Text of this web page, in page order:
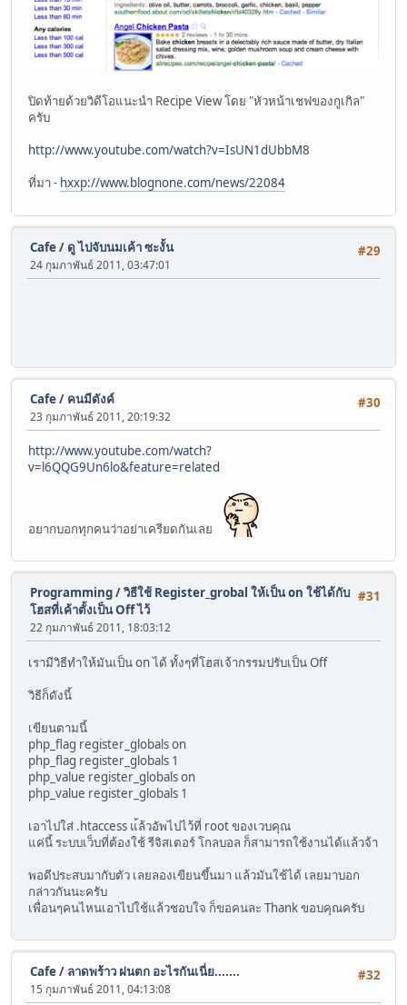
ปิดท้ายด้วยวิดีโอแนะนำ Recipe View โดย "หัวหน้าเชฟของกูเกิล"
ครับ
http://www.youtube.com/watch?v=IsUN1dUbbM8
ที่มา - hxxp://www.blognone.com/news/22084
#29
Cafe/ ดู ไปจับนมเค้า ซะงั้น
24 กุมภาพันธ์ 2011, 03:47:01
#30
Cafe/ คนมีตังค์
23 กุมภาพันธ์ 2011, 20:19:32
http://www.youtube.com/watch?
v=l6QQG9Un6lo&feature=related
อยากบอกทุกคนว่าอย่าเครียดกันเลย
#31
Programming/วิธีใช้ Register_grobal ให้เป็น on ใช้ได้กับ
โฮสที่เค้าตั้งเป็น Off ไว้
22 กุมภาพันธ์ 2011, 18:03:12
เรามีวิธีทำให้มันเป็น on ได้ ทั้งๆที่โฮสเจ้ากรรมปรับเป็น Off
วิธีก็ดังนี้
เขียนตามนี้
php_flag register_globals on
php_flag register_globals 1
php_value register_globals on
php_value register_globals 1
เอาไปใส่ .htaccess แ้ล้วอัพไปไว้ที่ root ของเวบคุณ
แค่นี้ ระบบเว็บที่ต้องใช้ รีจิสเตอร์ โกลบอล ก็สามารถใช้งานได้แล้วจ้า
พอดีประสบมากับตัว เลยลองเขียนขึ้นมา แล้วมันใช้ได้ เลยมาบอก
กล่าวกันนะครับ
เพื่อนๆคนไหนเอาไปใช้แล้วชอบใจ ก็ขอคนละ Thank ขอบคุณครับ
#32
Cafe/ ลาดพร้าว ฝนตก อะไรกันเนี่ย.......
15 กุมภาพันธ์ 2011, 04:13:08